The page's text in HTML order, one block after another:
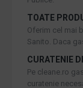
TOATE
Oferim cel mai
Sanito. Daca
CURATENIE
Pe cleane.ro
curatenie